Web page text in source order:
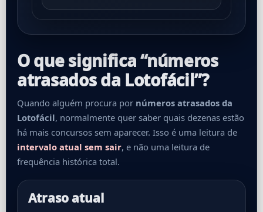
O que significa “números
atrasados da Lotofácil”?
Quando alguém procura por números atrasados da
Lotofácil, normalmente quer saber quais dezenas estão
há mais concursos sem aparecer. Isso é uma leitura de
intervalo atual sem sair, e não uma leitura de
frequência histórica total.
Atraso atual